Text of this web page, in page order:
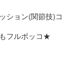
ション(関節技)コ
フルボッコ★